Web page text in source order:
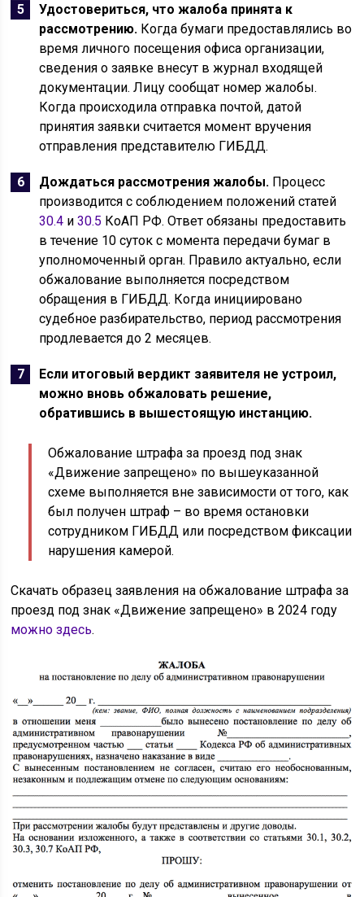
Удостовериться, что жалоба принята к
рассмотрению. Когда бумаги предоставлялись во
время личного посещения офиса организации,
сведения о заявке внесут в журнал входящей
документации. Лицу сообщат номер жалобы.
Когда происходила отправка почтой, датой
принятия заявки считается момент вручения
отправления представителю ГИБДД.
Дождаться рассмотрения жалобы. Процесс
производится с соблюдением положений статей
30.4 и30.5 КоАП РФ. Ответ обязаны предоставить
в течение 10 суток с момента передачи бумаг в
уполномоченный орган. Правило актуально, если
обжалование выполняется посредством
обращения в ГИБДД. Когда инициировано
судебное разбирательство, период рассмотрения
продлевается до 2 месяцев.
Если итоговый вердикт заявителя не устроил,
можно вновь обжаловать решение,
обратившись в вышестоящую инстанцию.
Обжалование штрафа за проезд под знак
«Движение запрещено» по вышеуказанной
схеме выполняется вне зависимости от того, как
был получен штраф – во время остановки
сотрудником ГИБДД или посредством фиксации
нарушения камерой.
Скачать образец заявления на обжалование штрафа за
проезд под знак «Движение запрещено» в 2024 году
можно здесь.